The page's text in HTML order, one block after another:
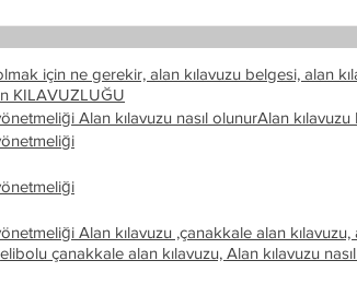
için ne gerekir, alan kılavuzu belgesi, alan
KILAVUZLUĞU
Alan kılavuzu nasıl olunurAlan kılavuzu
Alan kılavuzu ,çanakkale alan
çanakkale alan kılavuzu, Alan kılavuzu